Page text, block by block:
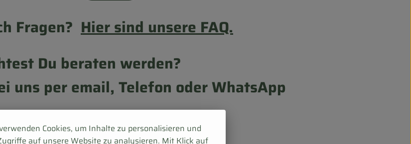
Fragen? Hier sind unsere FAQ.
Du beraten werden?
uns per email, Telefon oder WhatsApp
Cookies, um Inhalte zu personalisieren und
auf unsere Website zu analysieren. Mit Klick auf